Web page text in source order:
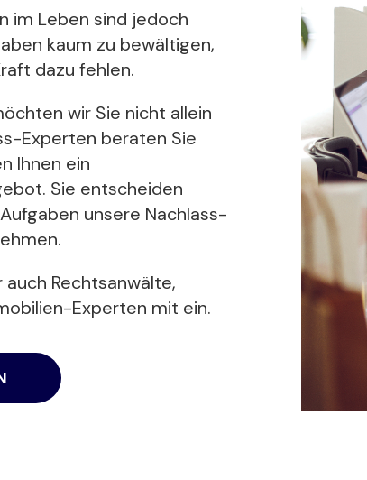
im Leben sind jedoch
kaum zu bewältigen,
dazu fehlen.
wir Sie nicht allein
Experten beraten Sie
Ihnen ein
Sie entscheiden
unsere Nachlass-
Rechtsanwälte,
Experten mit ein.